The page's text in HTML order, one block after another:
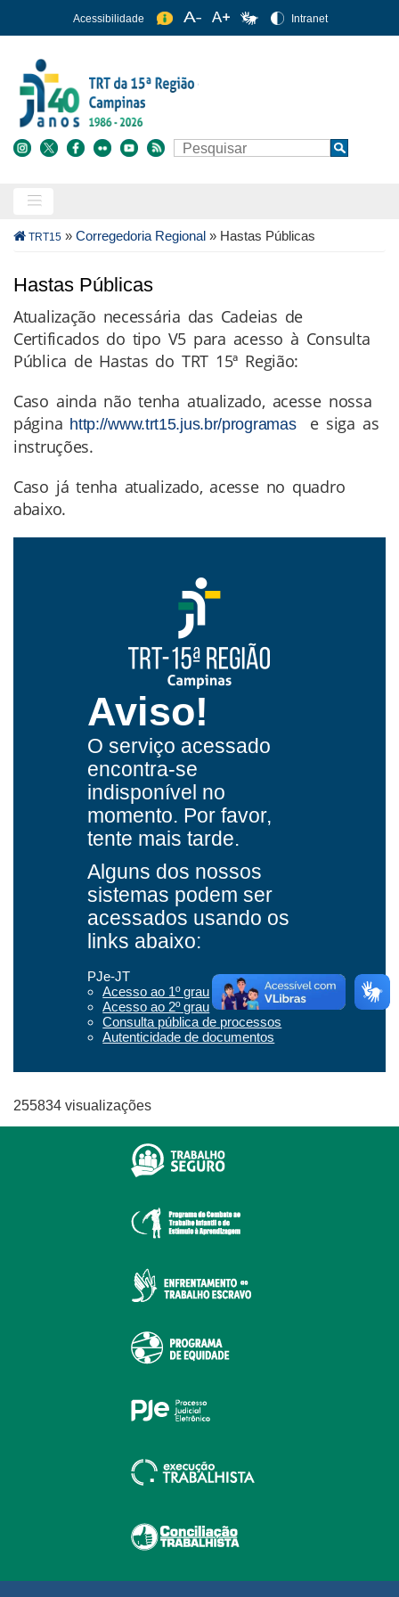
para
conteúdo
principal
Acessibilidade Intranet
Buscar Search
Trilha
navegação
TRT15 » Corregedoria Regional » Hastas Públicas
Hastas Públicas
Atualização necessária das Cadeias de
Certificados do tipo V5 para acesso à Consulta
Pública de Hastas do TRT 15ª Região:
Caso ainda não tenha atualizado, acesse nossa
página http://www.trt15.jus.br/programase siga as
instruções.
Caso já tenha atualizado, acesse no quadro
abaixo.
255834 visualizações